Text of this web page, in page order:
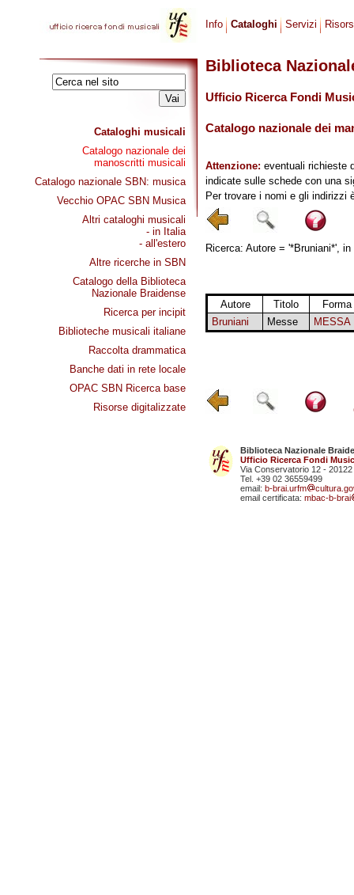
Cataloghi musicali
Catalogo nazionale dei
manoscritti musicali
Catalogo nazionale SBN: musica
Vecchio OPAC SBN Musica
Altri cataloghi musicali
- in Italia
- all'estero
Altre ricerche in SBN
Catalogo della Biblioteca
Nazionale Braidense
Ricerca per incipit
Biblioteche musicali italiane
Raccolta drammatica
Banche dati in rete locale
OPAC SBN Ricerca base
Risorse digitalizzate
Info Cataloghi Servizi
Biblioteca
Ufficio Ricerca Fondi
Catalogo nazionale dei
Attenzione: eventuali richieste
indicate sulle schede con una
Per trovare i nomi e gli indirizzi
Ricerca: Autore = '*Bruniani*',
Autore Titolo
Forma
Bruniani
Messe MESSA
Biblioteca Nazionale
Ufficio Ricerca Fondi
Via Conservatorio 12 - 20122
Tel. +39 02 36559499
email: b-brai.urfm
email certificata: mbac-b-brai